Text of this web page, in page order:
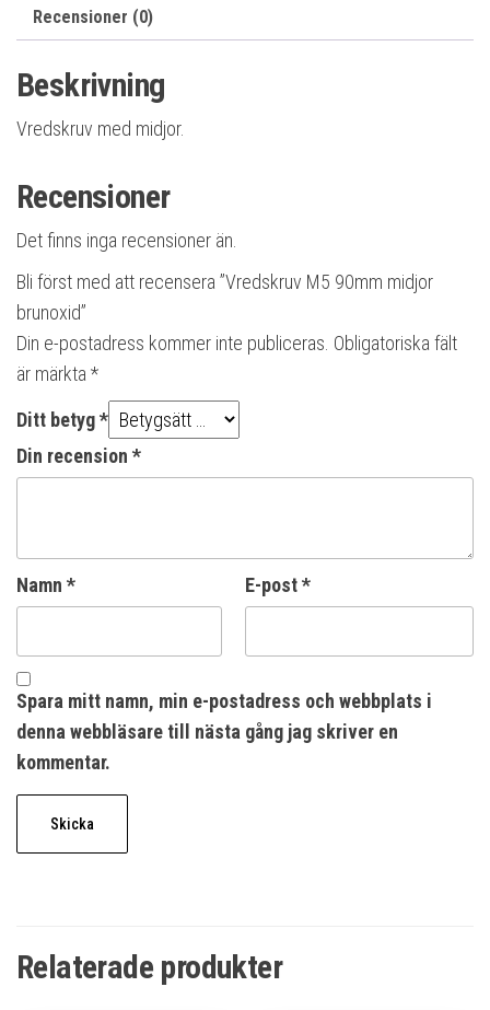
Recensioner (0)
Beskrivning
Vredskruv med midjor.
Recensioner
Det finns inga recensioner än.
Bli först med att recensera ”Vredskruv M5 90mm midjor
brunoxid”
Din e-postadress kommer inte publiceras. Obligatoriska fält
är märkta *
Ditt betyg*
Din recension *
Namn * E-post*
Spara mitt namn, min e-postadress och webbplats i
denna webbläsare till nästa gång jag skriver en
kommentar.
Relaterade produkter